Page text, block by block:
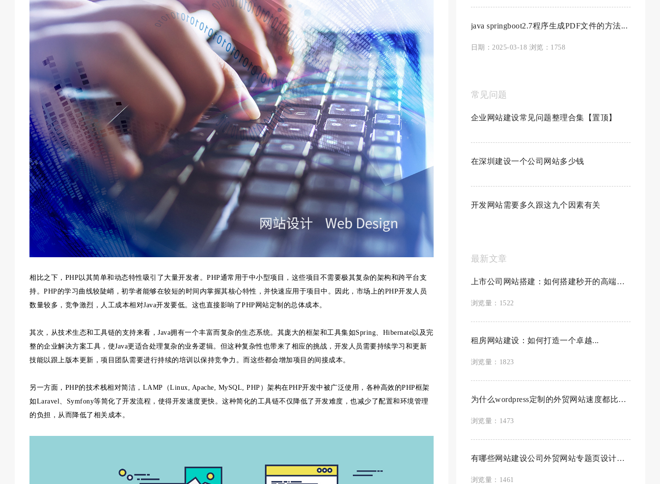
相比之下，PHP以其简单和动态特性吸引了大量开发者。PHP通常用于中小型项目，这些项目不需要极其复杂的架构和跨平台支
持。PHP的学习曲线较陡峭，初学者能够在较短的时间内掌握其核心特性，并快速应用于项目中。因此，市场上的PHP开发人员
数量较多，竞争激烈，人工成本相对Java开发要低。这也直接影响了PHP网站定制的总体成本。
其次，从技术生态和工具链的支持来看，Java拥有一个丰富而复杂的生态系统。其庞大的框架和工具集如Spring、Hibernate以及完
整的企业解决方案工具，使Java更适合处理复杂的业务逻辑。但这种复杂性也带来了相应的挑战，开发人员需要持续学习和更新
技能以跟上版本更新，项目团队需要进行持续的培训以保持竞争力。而这些都会增加项目的间接成本。
另一方面，PHP的技术栈相对简洁，LAMP（Linux, Apache, MySQL, PHP）架构在PHP开发中被广泛使用，各种高效的PHP框架
如Laravel、Symfony等简化了开发流程，使得开发速度更快。这种简化的工具链不仅降低了开发难度，也减少了配置和环境管理
的负担，从而降低了相关成本。
java springboot2.7程序生成PDF文件的方法...
日期：2025-03-18 浏览：1758
常见问题
企业网站建设常见问题整理合集【置顶】
在深圳建设一个公司网站多少钱
开发网站需要多久跟这九个因素有关
最新文章
上市公司网站搭建：如何搭建秒开的高端大气的...
浏览量：1522
租房网站建设：如何打造一个卓越...
浏览量：1823
为什么wordpress定制的外贸网站速度都比较...
浏览量：1473
有哪些网站建设公司外贸网站专题页设计比较...
浏览量：1461